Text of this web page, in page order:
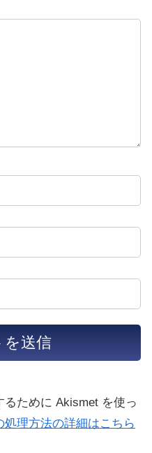
ために Akismet を使っ
処理方法の詳細はこちら